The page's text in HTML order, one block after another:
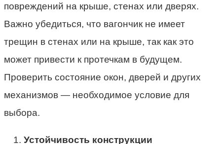
повреждений на крыше, стенах или дверях.
Важно убедиться, что вагончик не имеет
трещин в стенах или на крыше, так как это
может привести к протечкам в будущем.
Проверить состояние окон, дверей и других
механизмов — необходимое условие для
выбора.
Устойчивость конструкции